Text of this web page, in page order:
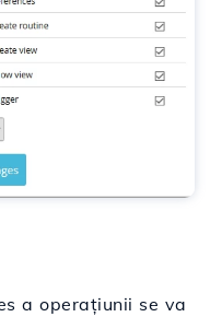
a operațiunii se va